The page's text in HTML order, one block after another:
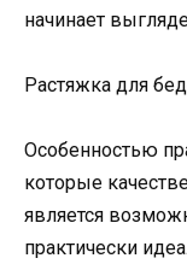
начинает
Растяжка для
Особенностью
которые
является
практически